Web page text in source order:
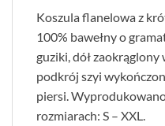
Koszula flanelowa z
100% bawełny o
guziki, dół
podkrój szyi
piersi.
rozmiarach: S – XXL.